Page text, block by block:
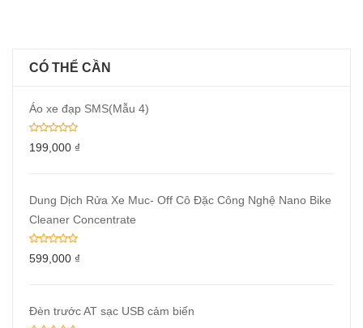
CÓ THỂ CẦN
Áo xe đạp SMS(Mẫu 4)
199,000 ₫
Dung Dịch Rửa Xe Muc- Off Cô Đặc Công Nghệ Nano Bike
Cleaner Concentrate
599,000 ₫
Đèn trước AT sạc USB cảm biến